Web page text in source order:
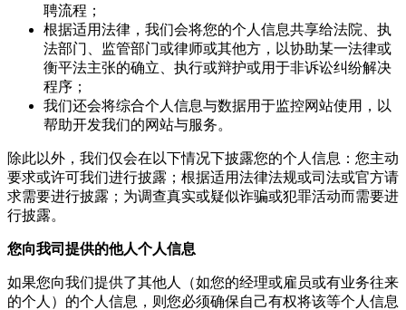
聘流程；
根据适用法律，我们会将您的个人信息共享给法院、执
法部门、监管部门或律师或其他方，以协助某一法律或
衡平法主张的确立、执行或辩护或用于非诉讼纠纷解决
程序；
我们还会将综合个人信息与数据用于监控网站使用，以
帮助开发我们的网站与服务。
除此以外，我们仅会在以下情况下披露您的个人信息：您主动
要求或许可我们进行披露；根据适用法律法规或司法或官方请
求需要进行披露；为调查真实或疑似诈骗或犯罪活动而需要进
行披露。
您向我司提供的他人个人信息
如果您向我们提供了其他人（如您的经理或雇员或有业务往来
的个人）的个人信息，则您必须确保自己有权将该等个人信息